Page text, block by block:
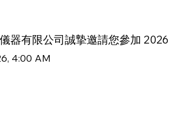
器有限公司誠摯邀請您參加
4:00 AM